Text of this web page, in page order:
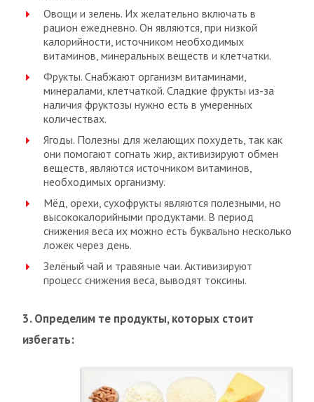
Овощи и зелень. Их желательно включать в
рацион ежедневно. Он являются, при низкой
калорийности, источником необходимых
витаминов, минеральных веществ и клетчатки.
Фрукты. Снабжают организм витаминами,
минералами, клетчаткой. Сладкие фрукты из-за
наличия фруктозы нужно есть в умеренных
количествах.
Ягоды. Полезны для желающих похудеть, так как
они помогают согнать жир, активизируют обмен
веществ, являются источником витаминов,
необходимых организму.
Мёд, орехи, сухофрукты являются полезными, но
высококалорийными продуктами. В период
снижения веса их можно есть буквально несколько
ложек через день.
Зелёный чай и травяные чаи. Активизируют
процесс снижения веса, выводят токсины.
3. Определим те продукты, которых стоит
избегать: